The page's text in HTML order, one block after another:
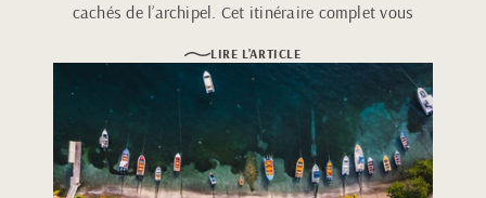
cachés de l’archipel. Cet itinéraire complet vous
activités incontournables pour un séjour
inoubliable.
LIRE L'ARTICLE